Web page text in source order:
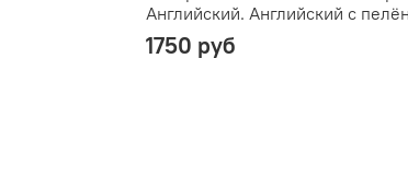
Английский. Английский с
1750 руб